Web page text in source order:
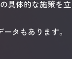
具体的な施策を
タもあります。